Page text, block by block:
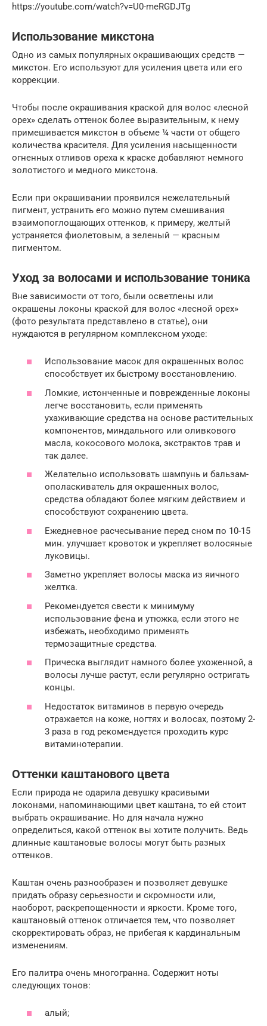
https://youtube.com/watch?v=U0-meRGDJTg
Использование микстона
Одно из самых популярных окрашивающих средств —
микстон. Его используют для усиления цвета или его
коррекции.
Чтобы после окрашивания краской для волос «лесной
орех» сделать оттенок более выразительным, к нему
примешивается микстон в объеме ¼ части от общего
количества красителя. Для усиления насыщенности
огненных отливов ореха к краске добавляют немного
золотистого и медного микстона.
Если при окрашивании проявился нежелательный
пигмент, устранить его можно путем смешивания
взаимопоглощающих оттенков, к примеру, желтый
устраняется фиолетовым, а зеленый — красным
пигментом.
Уход за волосами и использование тоника
Вне зависимости от того, были осветлены или
окрашены локоны краской для волос «лесной орех»
(фото результата представлено в статье), они
нуждаются в регулярном комплексном уходе:
Использование масок для окрашенных волос
способствует их быстрому восстановлению.
Ломкие, истонченные и поврежденные локоны
легче восстановить, если применять
ухаживающие средства на основе растительных
компонентов, миндального или оливкового
масла, кокосового молока, экстрактов трав и
так далее.
Желательно использовать шампунь и бальзам-
ополаскиватель для окрашенных волос,
средства обладают более мягким действием и
способствуют сохранению цвета.
Ежедневное расчесывание перед сном по 10-15
мин. улучшает кровоток и укрепляет волосяные
луковицы.
Заметно укрепляет волосы маска из яичного
желтка.
Рекомендуется свести к минимуму
использование фена и утюжка, если этого не
избежать, необходимо применять
термозащитные средства.
Прическа выглядит намного более ухоженной, а
волосы лучше растут, если регулярно остригать
концы.
Недостаток витаминов в первую очередь
отражается на коже, ногтях и волосах, поэтому 2-
3 раза в год рекомендуется проходить курс
витаминотерапии.
Оттенки каштанового цвета
Если природа не одарила девушку красивыми
локонами, напоминающими цвет каштана, то ей стоит
выбрать окрашивание. Но для начала нужно
определиться, какой оттенок вы хотите получить. Ведь
длинные каштановые волосы могут быть разных
оттенков.
Каштан очень разнообразен и позволяет девушке
придать образу серьезности и скромности или,
наоборот, раскрепощенности и яркости. Кроме того,
каштановый оттенок отличается тем, что позволяет
скорректировать образ, не прибегая к кардинальным
изменениям.
Его палитра очень многогранна. Содержит ноты
следующих тонов:
алый;